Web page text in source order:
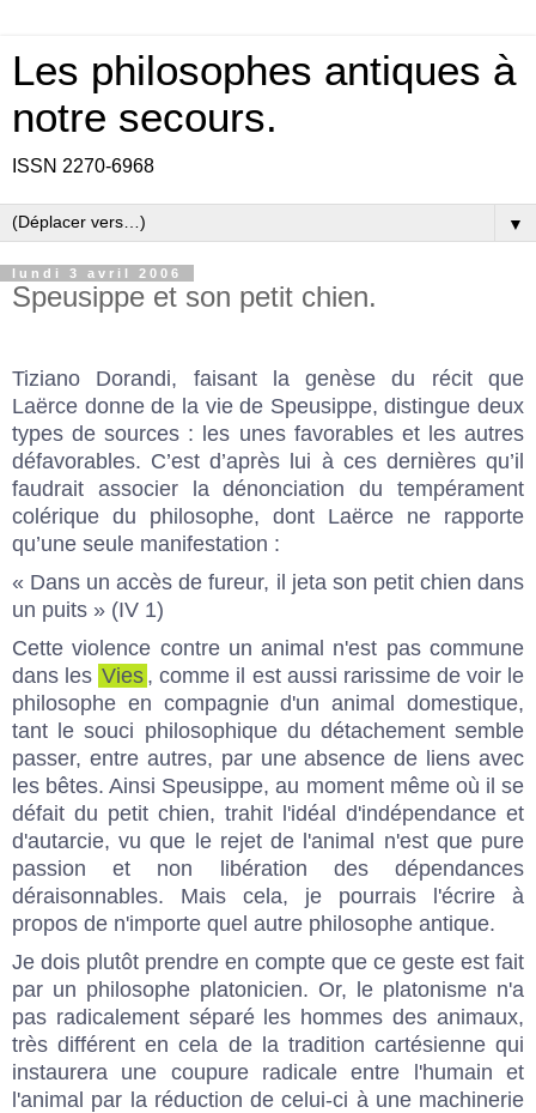
Les philosophes antiques à
notre secours.
ISSN 2270-6968
▼
lundi 3 avril 2006
Speusippe et son petit chien.
Tiziano Dorandi, faisant la genèse du récit que
Laërce donne de la vie de Speusippe, distingue deux
types de sources : les unes favorables et les autres
défavorables. C’est d’après lui à ces dernières qu’il
faudrait associer la dénonciation du tempérament
colérique du philosophe, dont Laërce ne rapporte
qu’une seule manifestation :
« Dans un accès de fureur, il jeta son petit chien dans
un puits » (IV 1)
Cette violence contre un animal n'est pas commune
dans les Vies , comme il est aussi rarissime de voir le
philosophe en compagnie d'un animal domestique,
tant le souci philosophique du détachement semble
passer, entre autres, par une absence de liens avec
les bêtes. Ainsi Speusippe, au moment même où il se
défait du petit chien, trahit l'idéal d'indépendance et
d'autarcie, vu que le rejet de l'animal n'est que pure
passion et non libération des dépendances
déraisonnables. Mais cela, je pourrais l'écrire à
propos de n'importe quel autre philosophe antique.
Je dois plutôt prendre en compte que ce geste est fait
par un philosophe platonicien. Or, le platonisme n'a
pas radicalement séparé les hommes des animaux,
très différent en cela de la tradition cartésienne qui
instaurera une coupure radicale entre l'humain et
l'animal par la réduction de celui-ci à une machinerie